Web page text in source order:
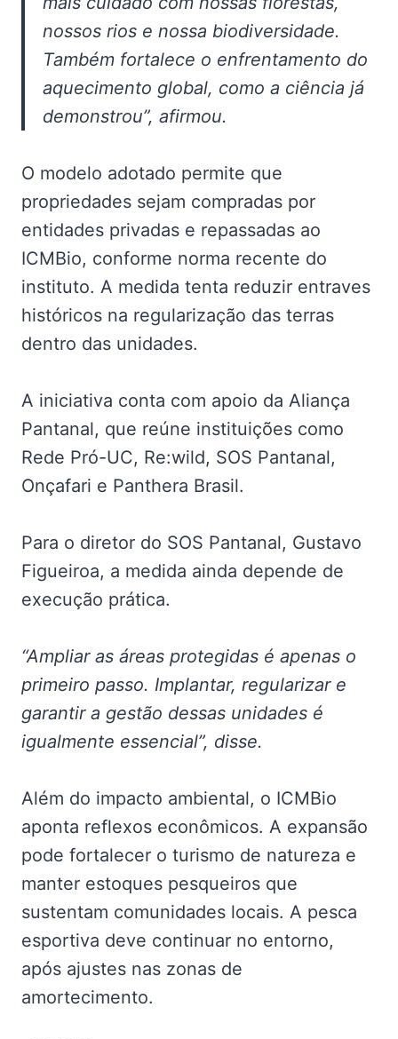
nossos rios e nossa biodiversidade.
Também fortalece o enfrentamento do
aquecimento global, como a ciência já
demonstrou”, afirmou.
O modelo adotado permite que
propriedades sejam compradas por
entidades privadas e repassadas ao
ICMBio, conforme norma recente do
instituto. A medida tenta reduzir entraves
históricos na regularização das terras
dentro das unidades.
A iniciativa conta com apoio da Aliança
Pantanal, que reúne instituições como
Rede Pró-UC, Re:wild, SOS Pantanal,
Onçafari e Panthera Brasil.
Para o diretor do SOS Pantanal, Gustavo
Figueiroa, a medida ainda depende de
execução prática.
“Ampliar as áreas protegidas é apenas o
primeiro passo. Implantar, regularizar e
garantir a gestão dessas unidades é
igualmente essencial”, disse.
Além do impacto ambiental, o ICMBio
aponta reflexos econômicos. A expansão
pode fortalecer o turismo de natureza e
manter estoques pesqueiros que
sustentam comunidades locais. A pesca
esportiva deve continuar no entorno,
após ajustes nas zonas de
amortecimento.